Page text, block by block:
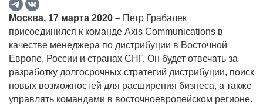
Москва, 17 марта 2020 – Петр Грабалек
присоединился к команде Axis Communications в
качестве менеджера по дистрибуции в Восточной
Европе, России и странах СНГ. Он будет отвечать за
разработку долгосрочных стратегий дистрибуции, поиск
новых возможностей для расширения бизнеса, а также
управлять командами в восточноевропейском регионе.